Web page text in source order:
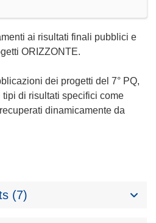
ai risultati finali pubblici e
ORIZZONTE.
dei progetti del 7° PQ,
di risultati specifici come
dinamicamente da
(7)